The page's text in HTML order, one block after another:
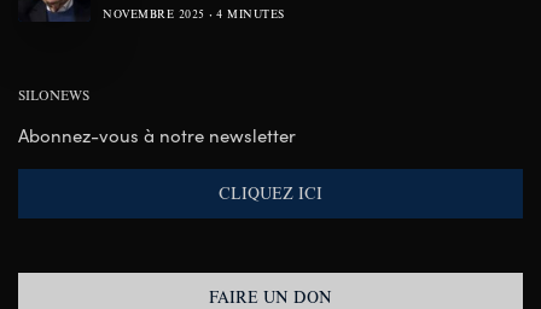
NOVEMBRE 2025 4 MINUTES
SILONEWS
Abonnez-vous à notre newsletter
CLIQUEZ ICI
FAIRE UN DON